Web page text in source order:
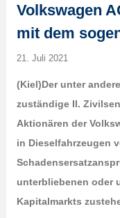
Volkswagen
mit dem
21. Juli 2021
(Kiel)Der unter
zuständige II.
Aktionären der
in Dieselfahrzeugen
unterbliebenen oder
Kapitalmarkts